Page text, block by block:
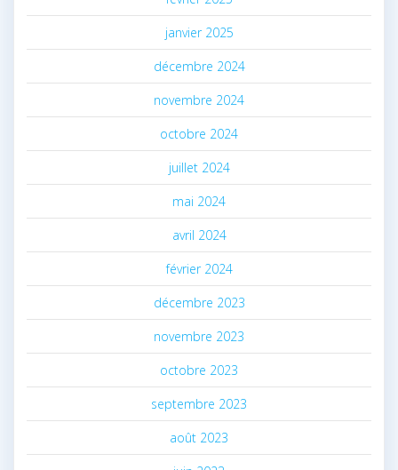
janvier 2025
décembre 2024
novembre 2024
octobre 2024
juillet 2024
mai 2024
avril 2024
février 2024
décembre 2023
novembre 2023
octobre 2023
septembre 2023
août 2023